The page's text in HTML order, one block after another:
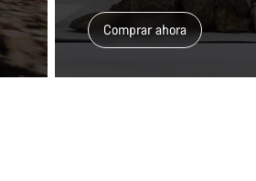
Comprar ahora